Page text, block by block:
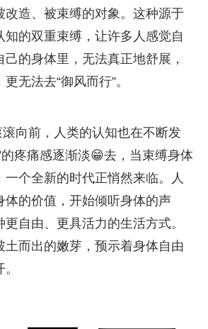
改造、被束缚的对象。这种源于
知的双重束缚，让许多人感觉自
的身体里，无法真正地舒展，
无法去“御风而行”。
向前，人类的认知也在不断发
的疼痛感逐渐淡😁去，当束缚身体
一个全新的时代正悄然来临。人
体的价值，开始倾听身体的声
自由、更具活力的生活方式。
土而出的嫩芽，预示着身体自由